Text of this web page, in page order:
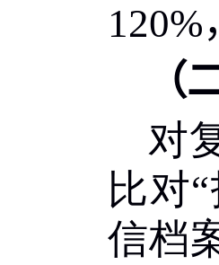
120%
（
对
比对“
信档